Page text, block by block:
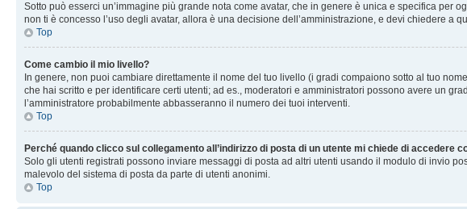
Sotto può esserci un’immagine più grande nota come avatar, che in genere è unica e specifica per
non ti è concesso l’uso degli avatar, allora è una decisione dell’amministrazione, e devi chiedere a
Top
Come cambio il mio livello?
In genere, non puoi cambiare direttamente il nome del tuo livello (i gradi compaiono sotto al tuo
che hai scritto e per identificare certi utenti; ad es., moderatori e amministratori possono avere un
l’amministratore probabilmente abbasseranno il numero dei tuoi interventi.
Top
Perché quando clicco sul collegamento all’indirizzo di posta di un utente mi chiede di accedere
Solo gli utenti registrati possono inviare messaggi di posta ad altri utenti usando il modulo di invio
malevolo del sistema di posta da parte di utenti anonimi.
Top